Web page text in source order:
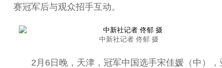
赛冠军后与观众招手互动。
中新社记者 佟郁 摄
2月6日晚，天津，冠军中国选手宋佳媛（中），